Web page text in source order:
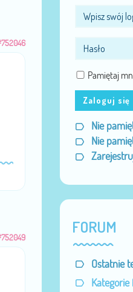
Pamiętaj
Zaloguj się
Nie
Nie
FORUM
Ostatnie